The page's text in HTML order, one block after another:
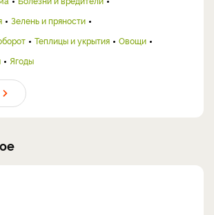
Зелень и пряности
Теплицы и укрытия
Овощи
Ягоды